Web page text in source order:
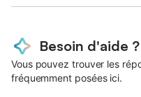
Besoin d'aide ?
Vous pouvez trouver les
fréquemment posées ici.